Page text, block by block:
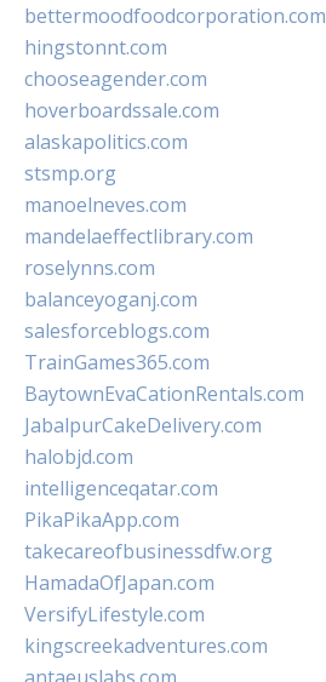
bettermoodfoodcorporation.com
hingstonnt.com
chooseagender.com
hoverboardssale.com
alaskapolitics.com
stsmp.org
manoelneves.com
mandelaeffectlibrary.com
roselynns.com
balanceyoganj.com
salesforceblogs.com
TrainGames365.com
BaytownEvaCationRentals.com
JabalpurCakeDelivery.com
halobjd.com
intelligenceqatar.com
PikaPikaApp.com
takecareofbusinessdfw.org
HamadaOfJapan.com
VersifyLifestyle.com
kingscreekadventures.com